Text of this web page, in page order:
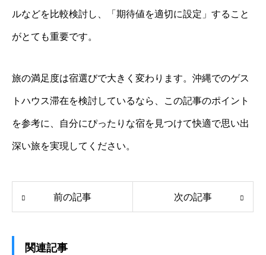
ルなどを比較検討し、「期待値を適切に設定」すること
がとても重要です。
旅の満足度は宿選びで大きく変わります。沖縄でのゲス
トハウス滞在を検討しているなら、この記事のポイント
を参考に、自分にぴったりな宿を見つけて快適で思い出
深い旅を実現してください。
前の記事 次の記事
関連記事